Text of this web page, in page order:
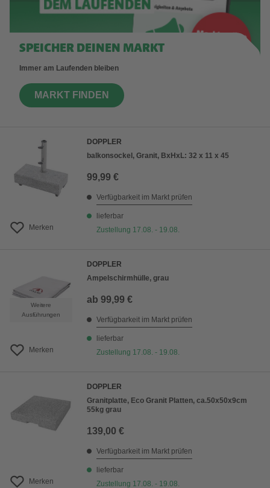
SPEICHER DEINEN MARKT
Immer am Laufenden bleiben
MARKT FINDEN
Merken
DOPPLER
balkonsockel, Granit, BxHxL: 32 x 11 x 45
99,99 €
Verfügbarkeit im Markt prüfen
lieferbar
Zustellung 17.08. - 19.08.
Weitere
Ausführungen
Merken
DOPPLER
Ampelschirmhülle, grau
ab 99,99 €
Verfügbarkeit im Markt prüfen
lieferbar
Zustellung 17.08. - 19.08.
Merken
DOPPLER
Granitplatte, Eco Granit Platten, ca.50x50x9cm
55kg grau
139,00 €
Verfügbarkeit im Markt prüfen
lieferbar
Zustellung 17.08. - 19.08.